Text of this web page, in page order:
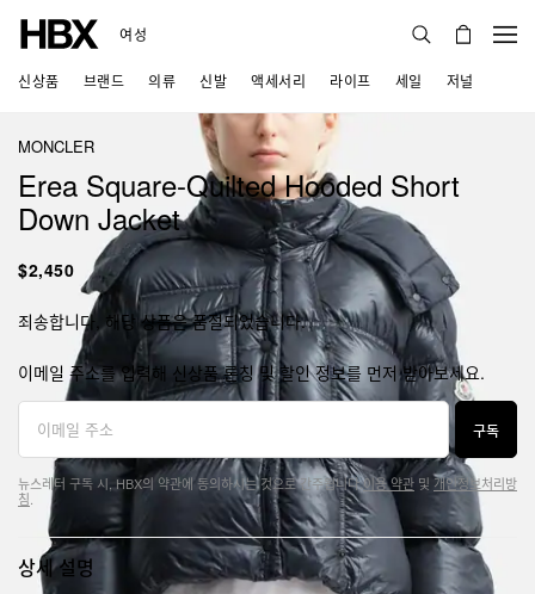
여성
신상품 브랜드 의류 신발 액세서리 라이프 세일 저널
MONCLER
Erea Square-Quilted Hooded Short
Down Jacket
$2,450
죄송합니다, 해당 상품은 품절되었습니다.
이메일 주소를 입력해 신상품 론칭 및 할인 정보를 먼저 받아보세요.
구독
뉴스레터 구독 시, HBX의 약관에 동의하시는 것으로 간주됩니다.이용 약관 및 개인정보처리방
침
상세 설명